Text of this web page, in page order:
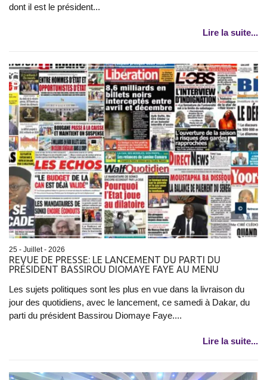
dont il est le président...
Lire la suite...
25 - Juillet - 2026
REVUE DE PRESSE: LE LANCEMENT DU PARTI DU
PRÉSIDENT BASSIROU DIOMAYE FAYE AU MENU
Les sujets politiques sont les plus en vue dans la livraison du
jour des quotidiens, avec le lancement, ce samedi à Dakar, du
parti du président Bassirou Diomaye Faye....
Lire la suite...